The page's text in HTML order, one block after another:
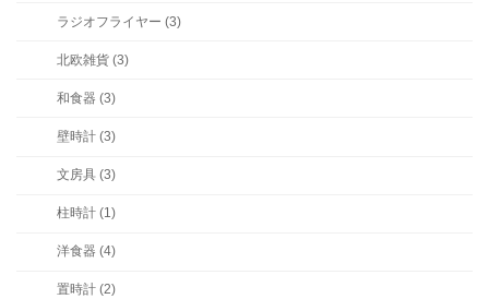
ラジオフライヤー (3)
北欧雑貨 (3)
和食器 (3)
壁時計 (3)
文房具 (3)
柱時計 (1)
洋食器 (4)
置時計 (2)